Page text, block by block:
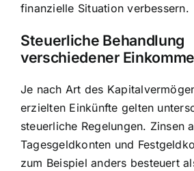
finanzielle Situation verbessern.
Steuerliche Behandlung
verschiedener
Je nach Art des
erzielten Einkünfte gelten
steuerliche Regelungen. Zinsen
Tagesgeldkonten und
zum Beispiel anders besteuert